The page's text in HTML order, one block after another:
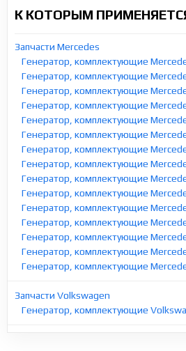
К КОТОРЫМ
Запчасти Mercedes
Генератор, комплектующие
Генератор, комплектующие
Генератор, комплектующие
Генератор, комплектующие
Генератор, комплектующие
Генератор, комплектующие
Генератор, комплектующие
Генератор, комплектующие
Генератор, комплектующие
Генератор, комплектующие
Генератор, комплектующие
Генератор, комплектующие
Генератор, комплектующие
Генератор, комплектующие
Генератор, комплектующие
Запчасти Volkswagen
Генератор, комплектующие